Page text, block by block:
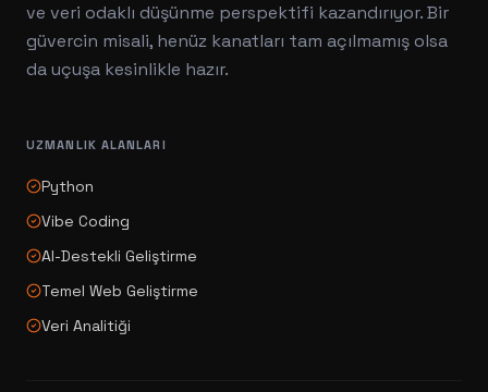
ve veri odaklı düşünme perspektifi kazandırıyor. Bir
güvercin misali, henüz kanatları tam açılmamış olsa
da uçuşa kesinlikle hazır.
UZMANLIK ALANLARI
Python
Vibe Coding
AI-Destekli Geliştirme
Temel Web Geliştirme
Veri Analitiği